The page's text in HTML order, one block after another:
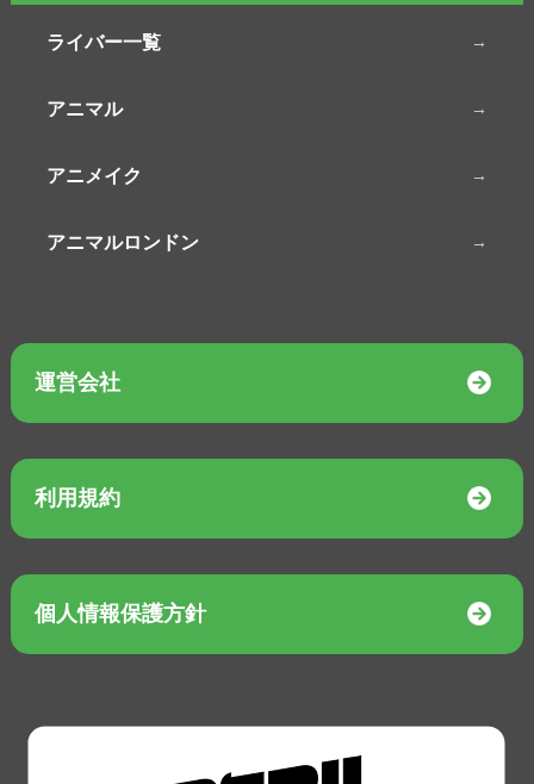
ライバー一覧
アニマル
アニメイク
アニマルロンドン
運営会社
利用規約
個人情報保護方針